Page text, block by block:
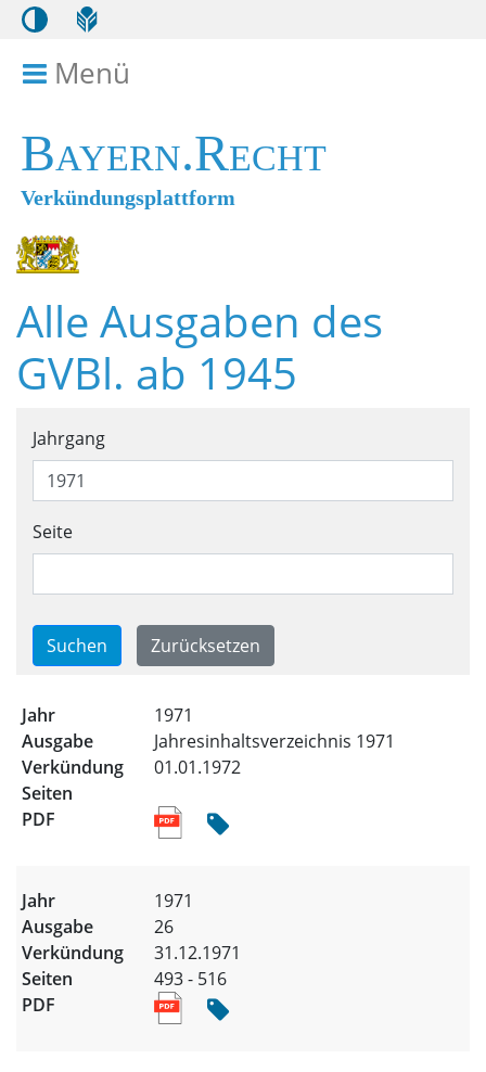
Menü
Bayern.Recht
Verkündungsplattform
Alle Ausgaben des
GVBl. ab 1945
Suchformular für alle
Jahrgang
Seite
Trefferliste für alle
1971
Jahresinhaltsverzeichnis 1971
01.01.1972
1971
26
31.12.1971
493 - 516